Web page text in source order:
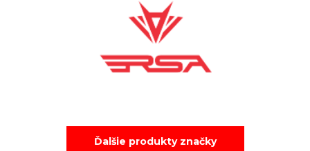
Ďalšie produkty značky